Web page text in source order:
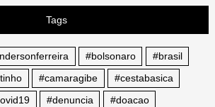
Tags
#bolsonaro
#brasil
#camaragibe
#cestabasica
#denuncia
#doacao